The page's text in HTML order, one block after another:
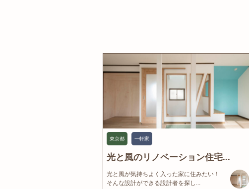
東京都 一軒家
光と風のリノベーション住宅...
光と風が気持ちよく入った家に住みたい！
そんな設計ができる設計者を探し...